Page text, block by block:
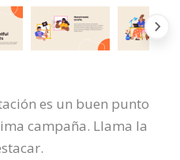
es un buen punto
campaña. Llama la